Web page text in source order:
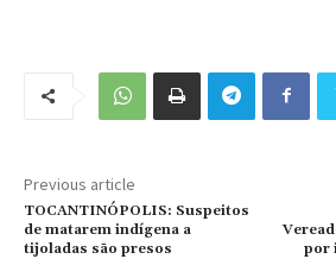
Previous article
TOCANTINÓPOLIS: Suspeitos
de matarem indígena a
tijoladas são presos
por